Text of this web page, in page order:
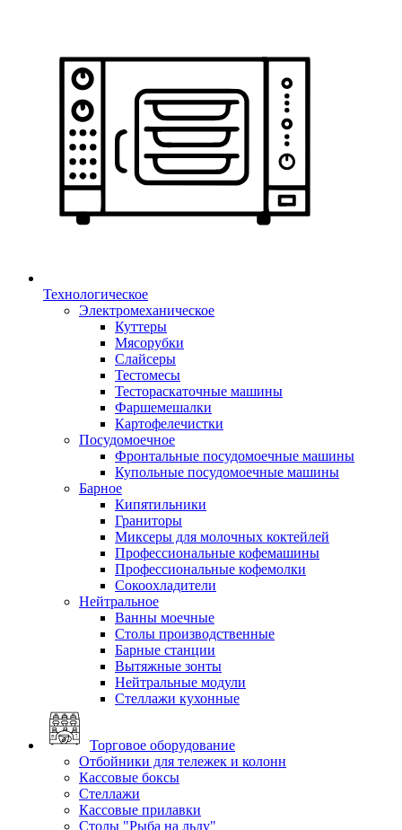
Технологическое
Электромеханическое
Куттеры
Мясорубки
Слайсеры
Тестомесы
Тестораскаточные машины
Фаршемешалки
Картофелечистки
Посудомоечное
Фронтальные посудомоечные машины
Купольные посудомоечные машины
Барное
Кипятильники
Граниторы
Миксеры для молочных коктейлей
Профессиональные кофемашины
Профессиональные кофемолки
Сокоохладители
Нейтральное
Ванны моечные
Столы производственные
Барные станции
Вытяжные зонты
Нейтральные модули
Стеллажи кухонные
Торговое оборудование
Отбойники для тележек и колонн
Кассовые боксы
Стеллажи
Кассовые прилавки
Столы "Рыба на льду"